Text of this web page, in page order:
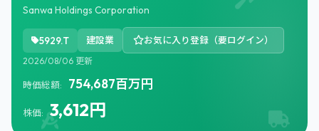
Sanwa Holdings Corporation
5929.T 建設業 お気に入り登録（要ログイン）
2026/08/06 更新
時価総額: 754,687百万円
株価: 3,612円